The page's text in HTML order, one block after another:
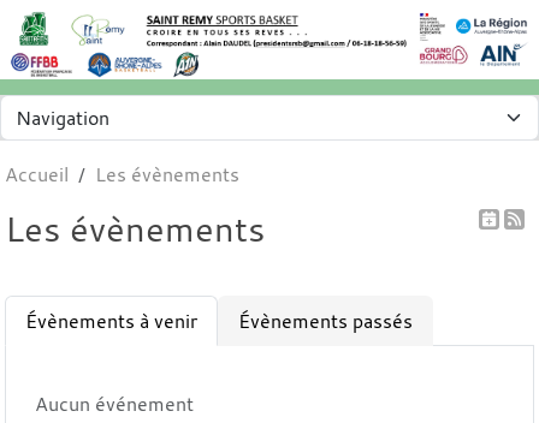
Accueil Les évènements
Les évènements
Évènements à venir Évènements passés
Aucun événement
Panneau de gestion des cookies